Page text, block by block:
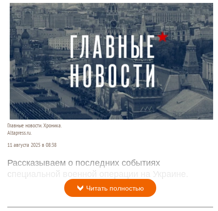
Главные новости. Хроника.
Altapress.ru.
11 августа 2025 в 08:38
Рассказываем о последних событиях
специальной военной операции на Украине.
Читать полностью